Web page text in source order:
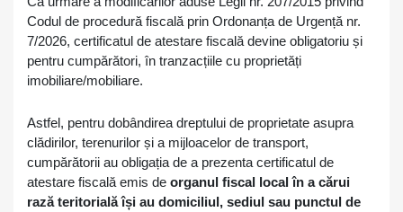
Codul de procedură fiscală prin Ordonanța de Urgență nr.
7/2026, certificatul de atestare fiscală devine obligatoriu și
pentru cumpărători, în tranzacțiile cu proprietăți
imobiliare/mobiliare.
Astfel, pentru dobândirea dreptului de proprietate asupra
clădirilor, terenurilor și a mijloacelor de transport,
cumpărătorii au obligația de a prezenta certificatul de
atestare fiscală emis de organul fiscal local în a cărui
rază teritorială își au domiciliul, sediul sau punctul de